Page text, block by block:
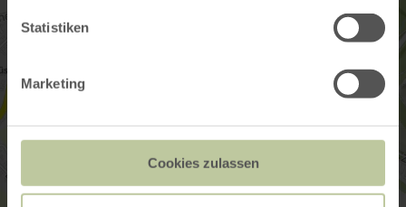
Statistiken
Marketing
Cookies zulassen